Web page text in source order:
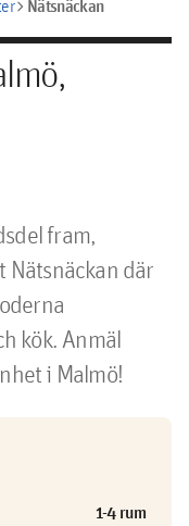
chevron_rightNätsnäckan
fram,
Nätsnäckan där
kök. Anmäl
i Malmö!
1-4 rum